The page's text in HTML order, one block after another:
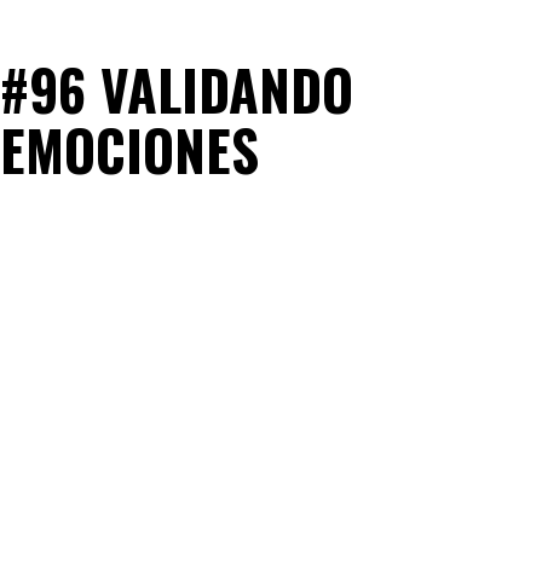
#96 VALIDANDO
EMOCIONES